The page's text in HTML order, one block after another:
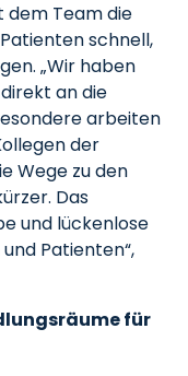
dem Team die
schnell,
„Wir haben
an die
arbeiten
der
Wege zu den
Das
und lückenlose
Patienten“,
für